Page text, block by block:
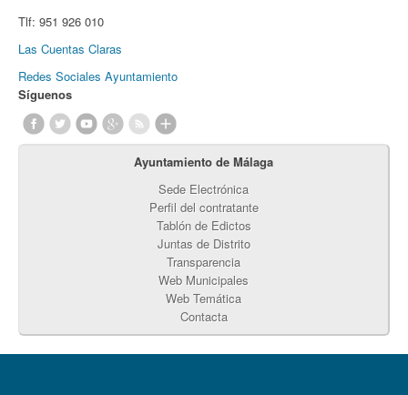
Tlf: 951 926 010
Las Cuentas Claras
Redes Sociales Ayuntamiento
Síguenos
Ayuntamiento de Málaga
Sede Electrónica
Perfil del contratante
Tablón de Edictos
Juntas de Distrito
Transparencia
Web Municipales
Web Temática
Contacta